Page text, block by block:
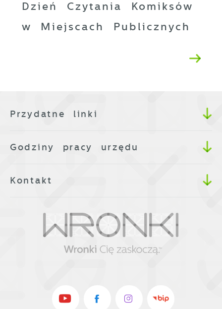
Dzień Czytania Komiksów
w Miejscach Publicznych
Przydatne linki
Godziny pracy urzędu
Kontakt